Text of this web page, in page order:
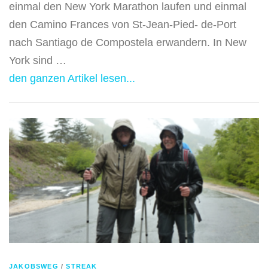
einmal den New York Marathon laufen und einmal
den Camino Frances von St-Jean-Pied- de-Port
nach Santiago de Compostela erwandern. In New
York sind …
den ganzen Artikel lesen...
JAKOBSWEG /STREAK